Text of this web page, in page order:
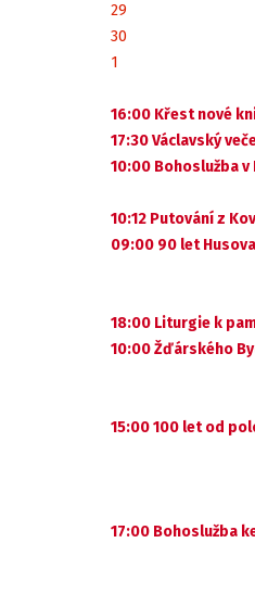
29
30
1
16:00 Křest nové
17:30 Václavský
10:00 Bohoslužba
10:12 Putování z
09:00 90 let
18:00 Liturgie k
10:00 Žďárského
15:00 100 let od
17:00 Bohoslužba